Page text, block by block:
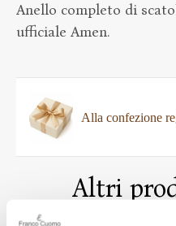
Anello completo di
ufficiale Amen.
Alla confezione
Altri